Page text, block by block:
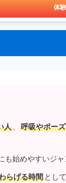
体
人 、 呼吸やポー
も始めやすいジャ
らげる時間 とし